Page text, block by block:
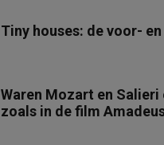
Tiny houses: de voor-
Waren Mozart en Salieri
zoals in de film